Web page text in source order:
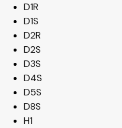
D1R
D1S
D2R
D2S
D3S
D4S
D5S
D8S
H1